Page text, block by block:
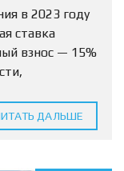
в 2023 году
ставка
взнос — 15%
и ЛО — 12
ДАЛЬШЕ